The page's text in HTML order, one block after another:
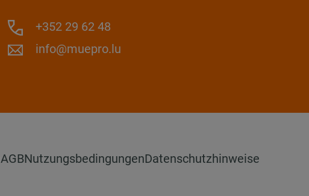
+352 29 62 48
info@muepro.lu
AGBNutzungsbedingungenDatenschutzhinweise